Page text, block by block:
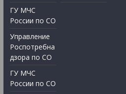
ГУ МЧС
России по СО
Управление
Роспотребна
дзора по СО
ГУ МЧС
России по СО